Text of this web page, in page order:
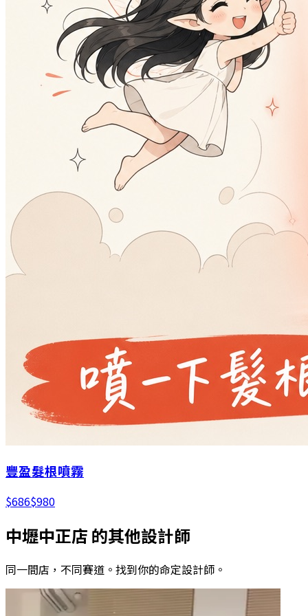
豐盈髮根噴霧
$686$980
中壢中正店 的其他設計師
同一間店，不同賽道。找到你的命定設計師。